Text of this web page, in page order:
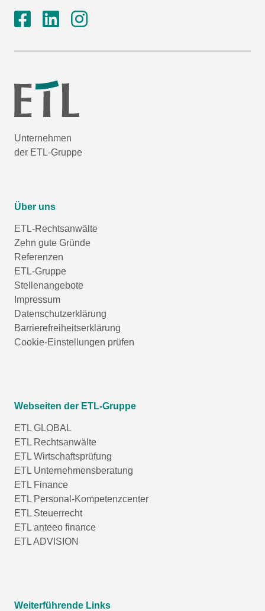
Unternehmen
der ETL-Gruppe
Über uns
ETL-Rechtsanwälte
Zehn gute Gründe
Referenzen
ETL-Gruppe
Stellenangebote
Impressum
Datenschutzerklärung
Barrierefreiheitserklärung
Cookie-Einstellungen prüfen
Webseiten der ETL-Gruppe
ETL GLOBAL
ETL Rechtsanwälte
ETL Wirtschaftsprüfung
ETL Unternehmensberatung
ETL Finance
ETL Personal-Kompetenzcenter
ETL Steuerrecht
ETL anteeo finance
ETL ADVISION
Weiterführende Links